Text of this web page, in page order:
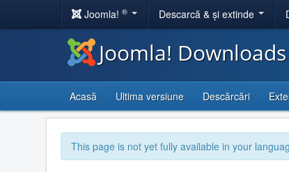
Joomla! ® Descarcă & și extinde
Joomla! Downloads
Acasă Ultima versiune Descărcări
This page is not yet fully available in your